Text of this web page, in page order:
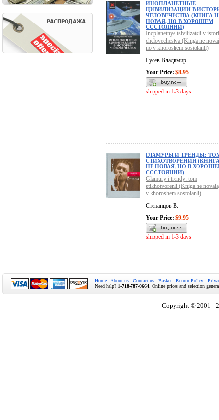
ИНОПЛАНЕТНЫЕ
ЦИВИЛИЗАЦИИ В
ЧЕЛОВЕЧЕСТВА (КНИГА
НОВАЯ, НО В ХОРОШЕМ
СОСТОЯНИИ)
Inoplanetnye tsivilizatsii v
chelovechestva (Kniga ne
no v khoroshem sostoianii)
Гусев Владимир
Your Price: $8.95
shipped in 1-3 days
ГЛАМУРЫ И ТРЕНДЫ:
СТИХОТВОРЕНИЙ (КНИГА
НЕ НОВАЯ, НО В
СОСТОЯНИИ)
Glamury i trendy: tom
stikhotvorenii (Kniga ne
v khoroshem sostoianii)
Степанцов В.
Your Price: $9.95
shipped in 1-3 days
Home About us Contact us Basket Return Policy
Need help? 1-718-787-0664 . Online prices and selection
Copyright © 2001 -